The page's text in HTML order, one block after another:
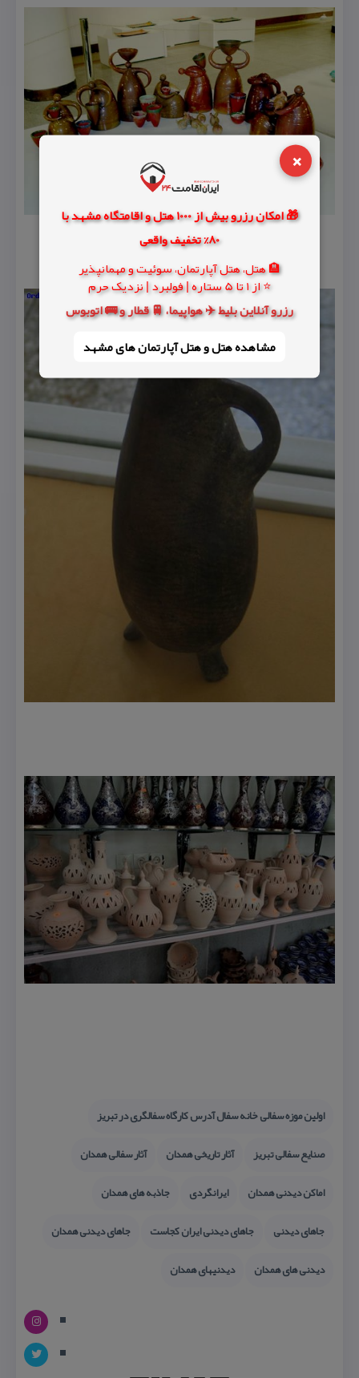
×
🎁 امکان رزرو بیش از 1000 هتل و اقامتگاه مشهد با
80% تخفیف واقعی
🏨 هتل، هتل آپارتمان، سوئیت و مهمانپذیر
⭐ از 1 تا 5 ستاره | فولبرد | نزدیک حرم
رزرو آنلاین بلیط ✈️ هواپیما، 🚆 قطار و 🚌 اتوبوس
مشاهده هتل و هتل‌ آپارتمان های مشهد
اولین موزه سفالی خانه سفال آدرس كارگاه سفالگری در تبریز
صنایع سفالی تبریز
آثار تاریخی همدان
آثار سفالی همدان
اماكن دیدنی همدان
ایرانگردی
جاذبه های همدان
جاهای دیدنی
جاهای دیدنی ایران كجاست
جاهای دیدنی همدان
دیدنی های همدان
دیدنیهای همدان